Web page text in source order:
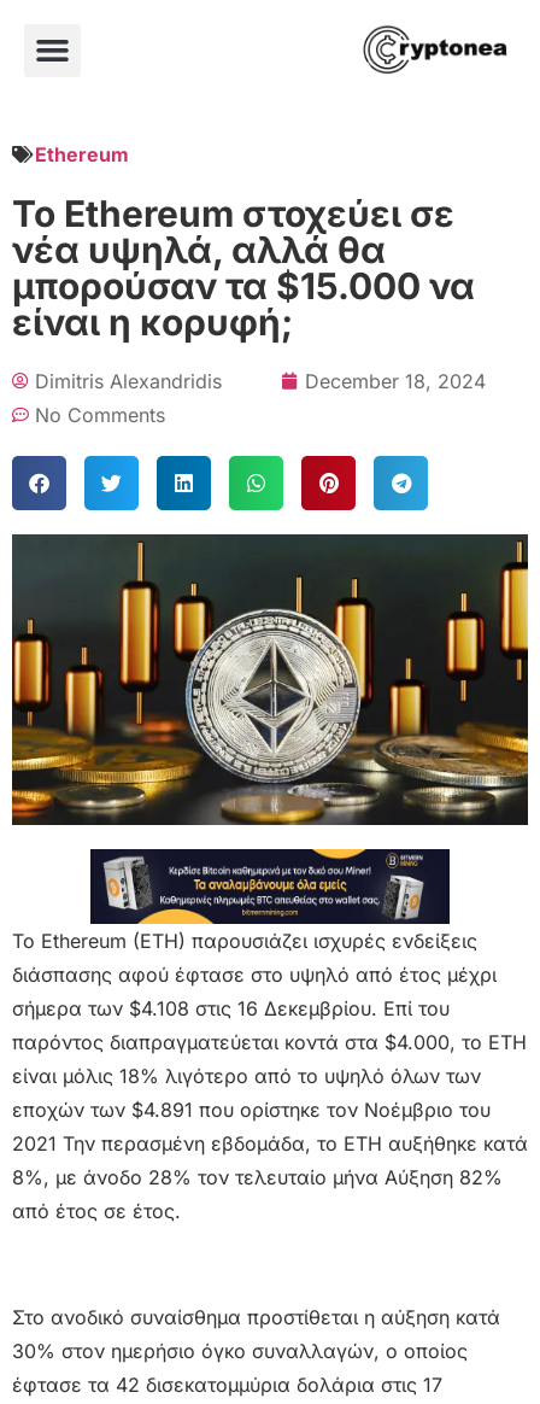
Ethereum
Το Ethereum στοχεύει σε
νέα υψηλά, αλλά θα
μπορούσαν τα $15.000 να
είναι η κορυφή;
Dimitris Alexandridis
December 18, 2024
No Comments
Το Ethereum (ETH) παρουσιάζει ισχυρές ενδείξεις
διάσπασης αφού έφτασε στο υψηλό από έτος μέχρι
σήμερα των $4.108 στις 16 Δεκεμβρίου. Επί του
παρόντος διαπραγματεύεται κοντά στα $4.000, το ETH
είναι μόλις 18% λιγότερο από το υψηλό όλων των
εποχών των $4.891 που ορίστηκε τον Νοέμβριο του
2021 Την περασμένη εβδομάδα, το ETH αυξήθηκε κατά
8%, με άνοδο 28% τον τελευταίο μήνα Αύξηση 82%
από έτος σε έτος.
Στο ανοδικό συναίσθημα προστίθεται η αύξηση κατά
30% στον ημερήσιο όγκο συναλλαγών, ο οποίος
έφτασε τα 42 δισεκατομμύρια δολάρια στις 17